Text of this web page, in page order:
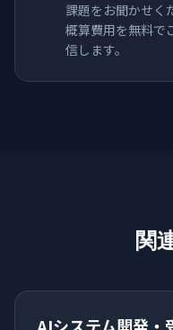
課題をお聞かせく
概算費用を無料で
信します。
関